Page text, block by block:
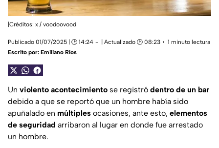
|Créditos: x / voodoovood
Publicado 01/07/2025 | 🕑 14:24 | Actualizado 🕑 08:23
1 minuto lectura
Escrito por: Emiliano Ríos
Un violento acontecimiento se registró dentro de un bar
debido a que se reportó que un hombre había sido
apuñalado en múltiples ocasiones, ante esto, elementos
de seguridad arribaron al lugar en donde fue arrestado
un hombre.